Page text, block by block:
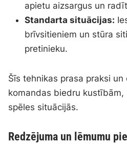
apietu aizsargus un
Standarta situācijas:
brīvsitieniem un stūra
pretinieku.
Šīs tehnikas prasa praksi
komandas biedru
spēles situācijās.
Redzējuma un lēmumu